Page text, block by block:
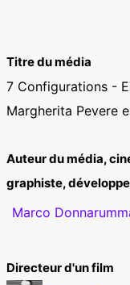
Titre du média
7 Configurations -
Margherita Pevere
Auteur du média,
graphiste,
Marco
Directeur d'un film